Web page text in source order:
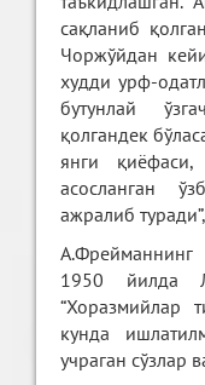
сақланиб
Чоржўйдан
худди урф-
бутунлай
қолгандек
янги
асосланган
ажралиб
А.Фрейманнинг
1950 йилда
“Хоразмийлар
кунда
учраган сўзлар